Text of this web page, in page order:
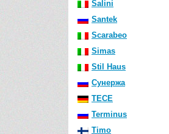
Salini
Santek
Scarabeo
Simas
Stil Haus
Сунержа
TECE
Terminus
Timo